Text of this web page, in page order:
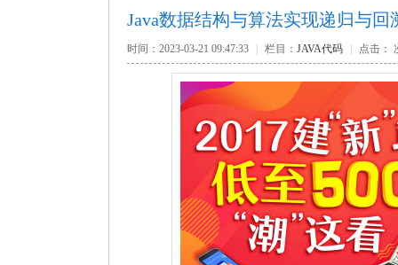
Java数据结构与算法实现递归与回
时间：2023-03-21 09:47:33 栏目： JAVA代码 点击：